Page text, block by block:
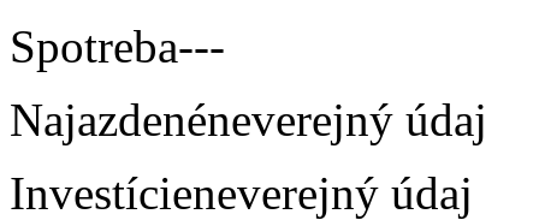
Spotreba---
Najazdenéneverejný údaj
Investícieneverejný údaj